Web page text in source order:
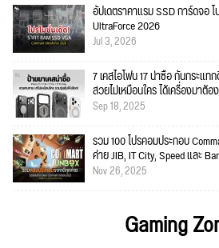
อัปเดตราคาแรม SSD การ์ดจอ โ
UltraForce 2026
Jul 3, 2026
7 เคสไอโฟน 17 น่าซื้อ กันกระแท
สวยไม่เหมือนใคร ได้เครื่องมาต้อ
Sep 18, 2025
รวม 100 โปรคอมประกอบ
ค่าย JIB, IT City, Speed และ
Nov 26, 2025
Gaming